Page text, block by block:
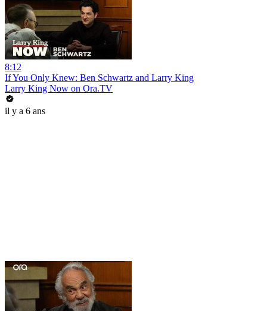
8:12
If You Only Knew: Ben Schwartz and Larry King
Larry King Now on Ora.TV
il y a 6 ans